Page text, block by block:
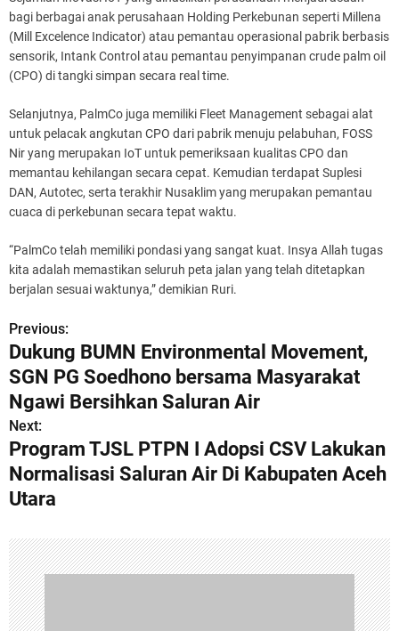
bagi berbagai anak perusahaan Holding Perkebunan seperti Millena
(Mill Excelence Indicator) atau pemantau operasional pabrik berbasis
sensorik, Intank Control atau pemantau penyimpanan crude palm oil
(CPO) di tangki simpan secara real time.
Selanjutnya, PalmCo juga memiliki Fleet Management sebagai alat
untuk pelacak angkutan CPO dari pabrik menuju pelabuhan, FOSS
Nir yang merupakan IoT untuk pemeriksaan kualitas CPO dan
memantau kehilangan secara cepat. Kemudian terdapat Suplesi
DAN, Autotec, serta terakhir Nusaklim yang merupakan pemantau
cuaca di perkebunan secara tepat waktu.
“PalmCo telah memiliki pondasi yang sangat kuat. Insya Allah tugas
kita adalah memastikan seluruh peta jalan yang telah ditetapkan
berjalan sesuai waktunya,” demikian Ruri.
P
o
s
t
n
a
v
i
g
Previous:
Dukung BUMN Environmental Movement,
SGN PG Soedhono bersama Masyarakat
Ngawi Bersihkan Saluran Air
Next:
Program TJSL PTPN I Adopsi CSV Lakukan
Normalisasi Saluran Air Di Kabupaten Aceh
Utara